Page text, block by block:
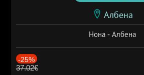
Албена
Нона - Албена
-25%
37.02€